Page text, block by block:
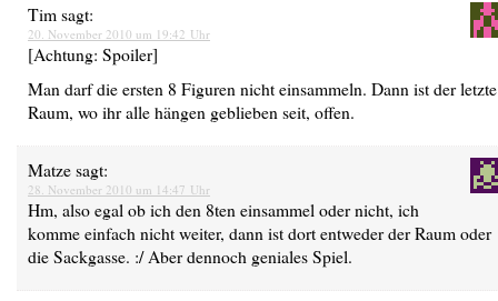
Tim sagt:
20. November 2010 um 19:42 Uhr
[Achtung: Spoiler]
Man darf die ersten 8 Figuren nicht einsammeln. Dann ist der letzte
Raum, wo ihr alle hängen geblieben seit, offen.
Matzesagt:
28. November 2010 um 14:47 Uhr
Hm, also egal ob ich den 8ten einsammel oder nicht, ich
komme einfach nicht weiter, dann ist dort entweder der Raum oder
die Sackgasse. :/ Aber dennoch geniales Spiel.